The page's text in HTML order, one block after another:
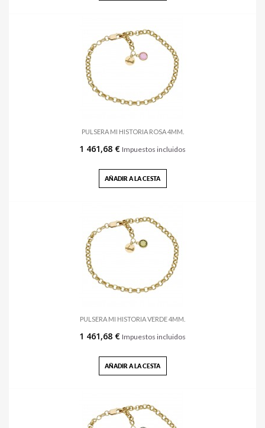
PULSERA MI HISTORIA ROSA 4MM.
1 461,68 € Impuestos incluidos
AÑADIR A LA CESTA
PULSERA MI HISTORIA VERDE 4MM.
1 461,68 € Impuestos incluidos
AÑADIR A LA CESTA